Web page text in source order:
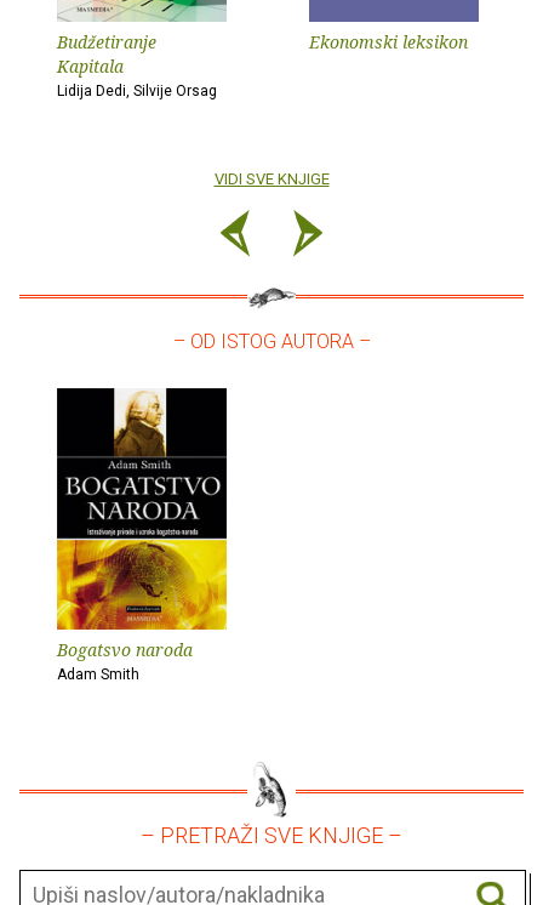
Budžetiranje
Kapitala
Lidija Dedi, Silvije Orsag
Ekonomski leksikon
VIDI SVE KNJIGE
– OD ISTOG AUTORA –
Bogatsvo naroda
Adam Smith
– PRETRAŽI SVE KNJIGE –